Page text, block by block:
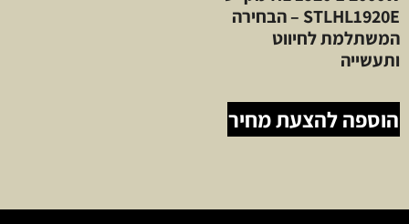
STLHL1920E – הבחירה
המשתלמת לחיווט
ותעשייה
הוספה להצעת מחיר